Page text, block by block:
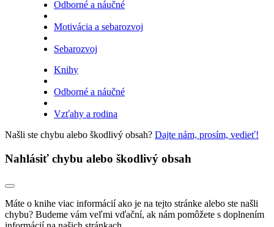
Odborné a náučné
Motivácia a sebarozvoj
Sebarozvoj
Knihy
Odborné a náučné
Vzťahy a rodina
Našli ste chybu alebo škodlivý obsah? Dajte nám, prosím, vedieť!
Nahlásiť chybu alebo škodlivý obsah
Máte o knihe viac informácií ako je na tejto stránke alebo ste našli
chybu? Budeme vám veľmi vďační, ak nám pomôžete s doplnením